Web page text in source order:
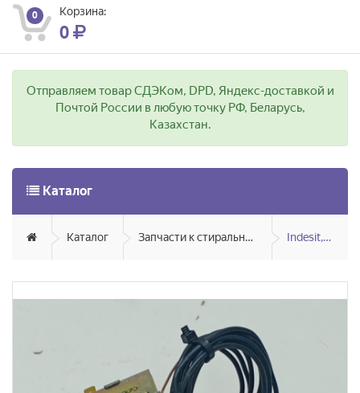
0 Корзина:
0
Отправляем товар СДЭКом, DPD, Яндекс-доставкой и
Почтой России в любую точку РФ, Беларусь,
Казахстан.
Каталог
Каталог Запчасти к стиральным и посудомоечным машинам Indesit, Ariston, Hotpoint